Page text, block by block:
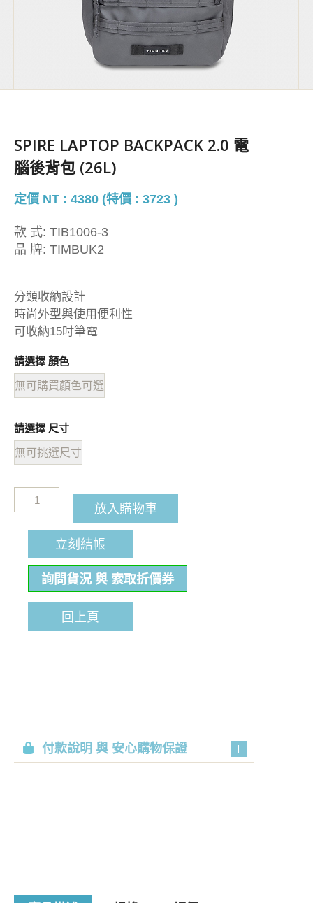
SPIRE LAPTOP BACKPACK 2.0 電
腦後背包 (26L)
定價 NT : 4380 (特價 : 3723 )
款 式: TIB1006-3
品 牌: TIMBUK2
分類收納設計
時尚外型與使用便利性
可收納15吋筆電
請選擇 顏色
無可購買顏色可選
請選擇 尺寸
無可挑選尺寸
放入購物車
立刻結帳
詢問貨況 與 索取折價券
回上頁
付款說明 與 安心購物保證